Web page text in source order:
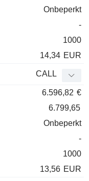
Onbeperkt
-
1000
14,34 EUR
CALL
6.596,82 €
6.799,65
Onbeperkt
-
1000
13,56 EUR